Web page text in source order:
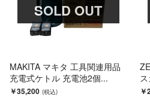
SOLD OUT
MAKITA マキタ 工具関連用品
充電式ケトル 充電池2個...
￥35,200